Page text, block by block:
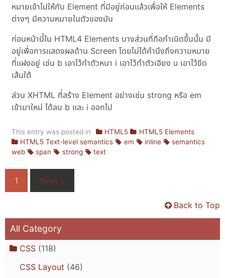
หมายเข้าไปให้กับ Element ที่มีอยู่ก่อนแล้วเพื่อให้ Elements
ต่างๆ มีความหมายในตัวของมัน
ก่อนหน้านี้ใน HTML4 Elements บางส่วนที่ถือกำเนิดขึ้นนั้น มี
อยู่เพื่อการแสดงผลด้าน Screen โดยไม่ได้คำนึงถึงความหมาย
ที่แฝงอยู่ เช่น b เอาไว้ทำตัวหนา i เอาไว้ทำตัวเอียง u เอาไว้ขีด
เส้นใต้
ส่วน XHTML ที่สร้าง Element อย่างเช่น strong หรือ em
เข้ามาใหม่ ได้ลบ b และ i ออกไป
This entry was posted in HTML5
HTML5 Elements
HTML5 Text-level semantics
em inline
semantics
web
span strong text
1 Next »
Back to Top
All Category
CSS(118)
CSS Layout (46)